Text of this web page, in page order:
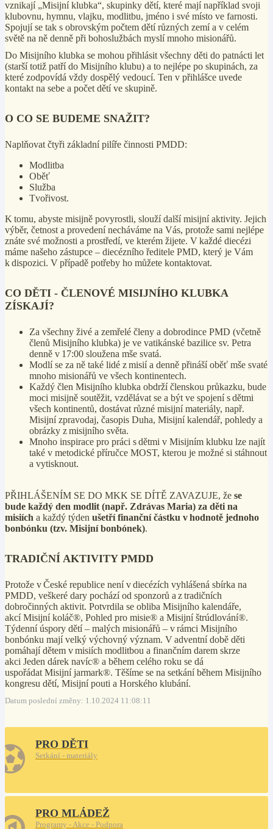
vznikají „Misijní klubka“, skupinky dětí, které mají například svoji
klubovnu, hymnu, vlajku, modlitbu, jméno i své místo ve farnosti.
Spojují se tak s obrovským počtem dětí různých zemí a v celém
světě na ně denně při bohoslužbách myslí mnoho misionářů.
Do Misijního klubka se mohou přihlásit všechny děti do patnácti let
(starší totiž patří do Misijního klubu) a to nejlépe po skupinách, za
které zodpovídá vždy dospělý vedoucí. Ten v přihlášce uvede
kontakt na sebe a počet dětí ve skupině.
O CO SE BUDEME SNAŽIT?
Naplňovat čtyři základní pilíře činnosti PMDD:
Modlitba
Oběť
Služba
Tvořivost.
K tomu, abyste misijně povyrostli, slouží další misijní aktivity. Jejich
výběr, četnost a provedení necháváme na Vás, protože sami nejlépe
znáte své možnosti a prostředí, ve kterém žijete. V každé diecézi
máme našeho zástupce – diecézního ředitele PMD, který je Vám
k dispozici. V případě potřeby ho můžete kontaktovat.
CO DĚTI - ČLENOVÉ MISIJNÍHO KLUBKA
ZÍSKAJÍ?
Za všechny živé a zemřelé členy a dobrodince PMD (včetně
členů Misijního klubka) je ve vatikánské bazilice sv. Petra
denně v 17:00 sloužena mše svatá.
Modlí se za ně také lidé z misií a denně přináší oběť mše svaté
mnoho misionářů ve všech kontinentech.
Každý člen Misijního klubka obdrží členskou průkazku, bude
moci misijně soutěžit, vzdělávat se a být ve spojení s dětmi
všech kontinentů, dostávat různé misijní materiály, např.
Misijní zpravodaj, časopis Duha, Misijní kalendář, pohledy a
obrázky z misijního světa.
Mnoho inspirace pro práci s dětmi v Misijním klubku lze najít
také v metodické příručce MOST, kterou je možné si stáhnout
a vytisknout.
PŘIHLÁŠENÍM SE DO MKK SE DÍTĚ ZAVAZUJE, že se
bude každý den modlit (např. Zdrávas Maria) za děti na
misiích a každý týden ušetří finanční částku v hodnotě jednoho
bonbónku (tzv. Misijní bonbónek).
TRADIČNÍ AKTIVITY PMDD
Protože v České republice není v diecézích vyhlášená sbírka na
PMDD, veškeré dary pochází od sponzorů a z tradičních
dobročinných aktivit. Potvrdila se obliba Misijního kalendáře,
akcí Misijní koláč®, Pohled pro misie® a Misijní štrúdlování®.
Týdenní úspory dětí – malých misionářů – v rámci Misijního
bonbónku mají velký výchovný význam. V adventní době děti
pomáhají dětem v misiích modlitbou a finančním darem skrze
akci Jeden dárek navíc® a během celého roku se dá
uspořádat Misijní jarmark®. Těšíme se na setkání během Misijního
kongresu dětí, Misijní pouti a Horského klubání.
Datum poslední změny: 1.10.2024 11:08:11
PRO DĚTI
Setkání - materiály
PRO MLÁDEŽ
Programy - Akce - Podpora